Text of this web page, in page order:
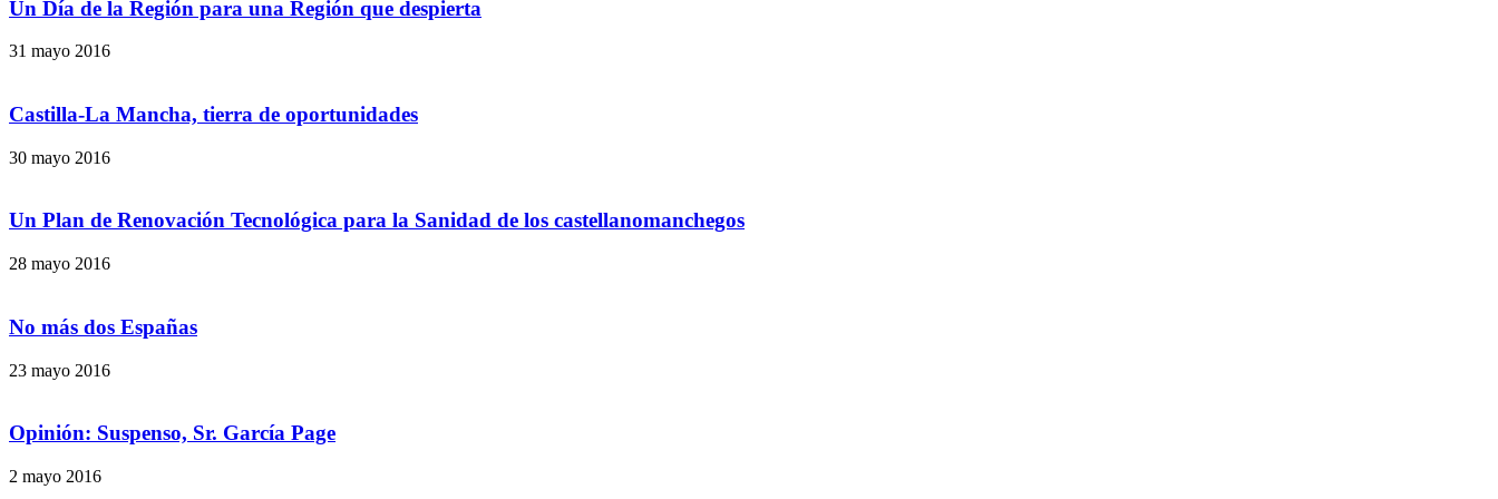
Un Día de la Región para una Región que despierta
31 mayo 2016
Castilla-La Mancha, tierra de oportunidades
30 mayo 2016
Un Plan de Renovación Tecnológica para la Sanidad de los castellanomanchegos
28 mayo 2016
No más dos Españas
23 mayo 2016
Opinión: Suspenso, Sr. García Page
2 mayo 2016